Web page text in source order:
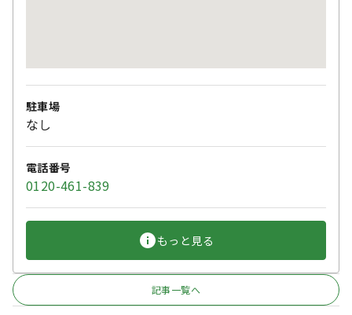
駐車場
なし
電話番号
0120-461-839
もっと見る
記事一覧へ